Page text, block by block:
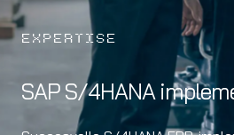
EXPERTISE
SAP S/4HANA